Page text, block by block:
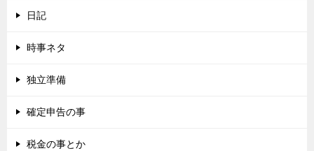
日記
時事ネタ
独立準備
確定申告の事
税金の事とか